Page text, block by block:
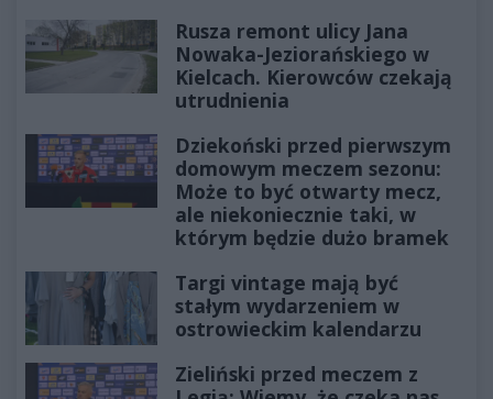
Rusza remont ulicy Jana
Nowaka-Jeziorańskiego w
Kielcach. Kierowców czekają
utrudnienia
Dziekoński przed pierwszym
domowym meczem sezonu:
Może to być otwarty mecz,
ale niekoniecznie taki, w
którym będzie dużo bramek
Targi vintage mają być
stałym wydarzeniem w
ostrowieckim kalendarzu
Zieliński przed meczem z